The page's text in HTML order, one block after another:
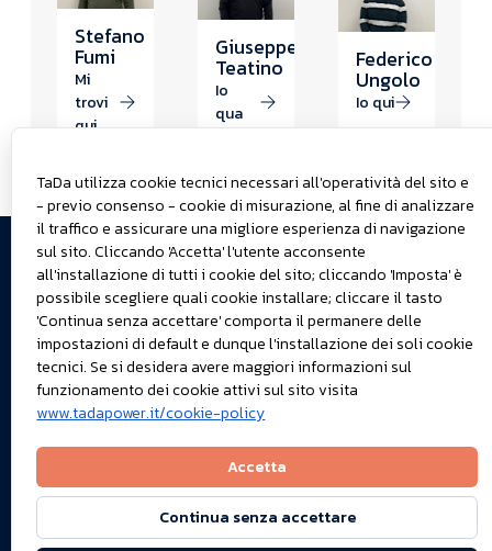
TaDa utilizza cookie tecnici necessari all'operatività del sito e
- previo consenso - cookie di misurazione, al fine di analizzare
il traffico e assicurare una migliore esperienza di navigazione
sul sito. Cliccando 'Accetta' l'utente acconsente
all'installazione di tutti i cookie del sito; cliccando 'Imposta' è
possibile scegliere quali cookie installare; cliccare il tasto
'Continua senza accettare' comporta il permanere delle
impostazioni di default e dunque l'installazione dei soli cookie
tecnici. Se si desidera avere maggiori informazioni sul
funzionamento dei cookie attivi sul sito visita
www.tadapower.it/cookie-policy
Accetta
Continua senza accettare
Stefano
Fumi
Mi
trovi
qui
Giuseppe
Teatino
Io
qua
Federico
Ungolo
Io qui
© 2025
TaDa S.r.l.
Dati
societari
Privacy
policy
Cookie
policy
Teniamoci
in
contatto
Dove ci
trovi
Gli
apprendisti
maghi
Vuoi
parlarci /
scriverci?
Hai un
Cose di
lavoro
Chi
cerchiamo
Manifesto
e valori
Seguici su